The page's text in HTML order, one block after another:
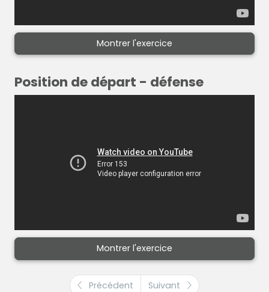
Montrer l'exercice
Position de départ - défense
Montrer l'exercice
Précédent Suivant